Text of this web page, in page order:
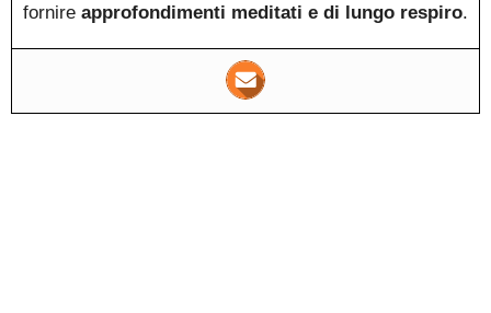
fornire approfondimenti meditati e di lungo respiro.